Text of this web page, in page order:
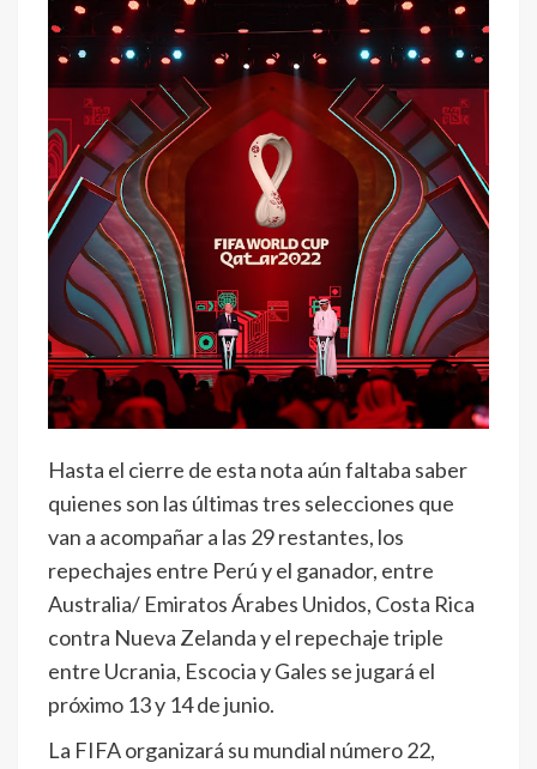
Hasta el cierre de esta nota aún faltaba saber
quienes son las últimas tres selecciones que
van a acompañar a las 29 restantes, los
repechajes entre Perú y el ganador, entre
Australia/ Emiratos Árabes Unidos, Costa Rica
contra Nueva Zelanda y el repechaje triple
entre Ucrania, Escocia y Gales se jugará el
próximo 13 y 14 de junio.
La FIFA organizará su mundial número 22,